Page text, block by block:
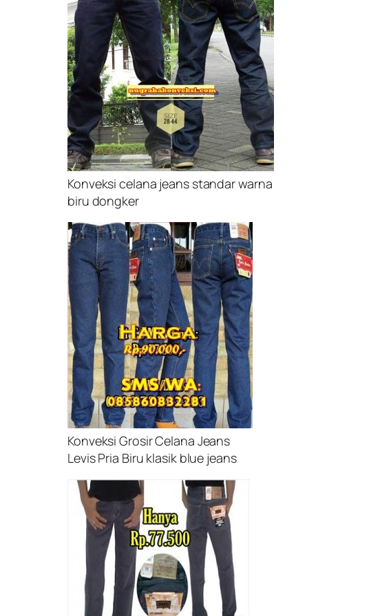
Konveksi celana jeans standar warna
biru dongker
Konveksi Grosir Celana Jeans
Levis Pria Biru klasik blue jeans